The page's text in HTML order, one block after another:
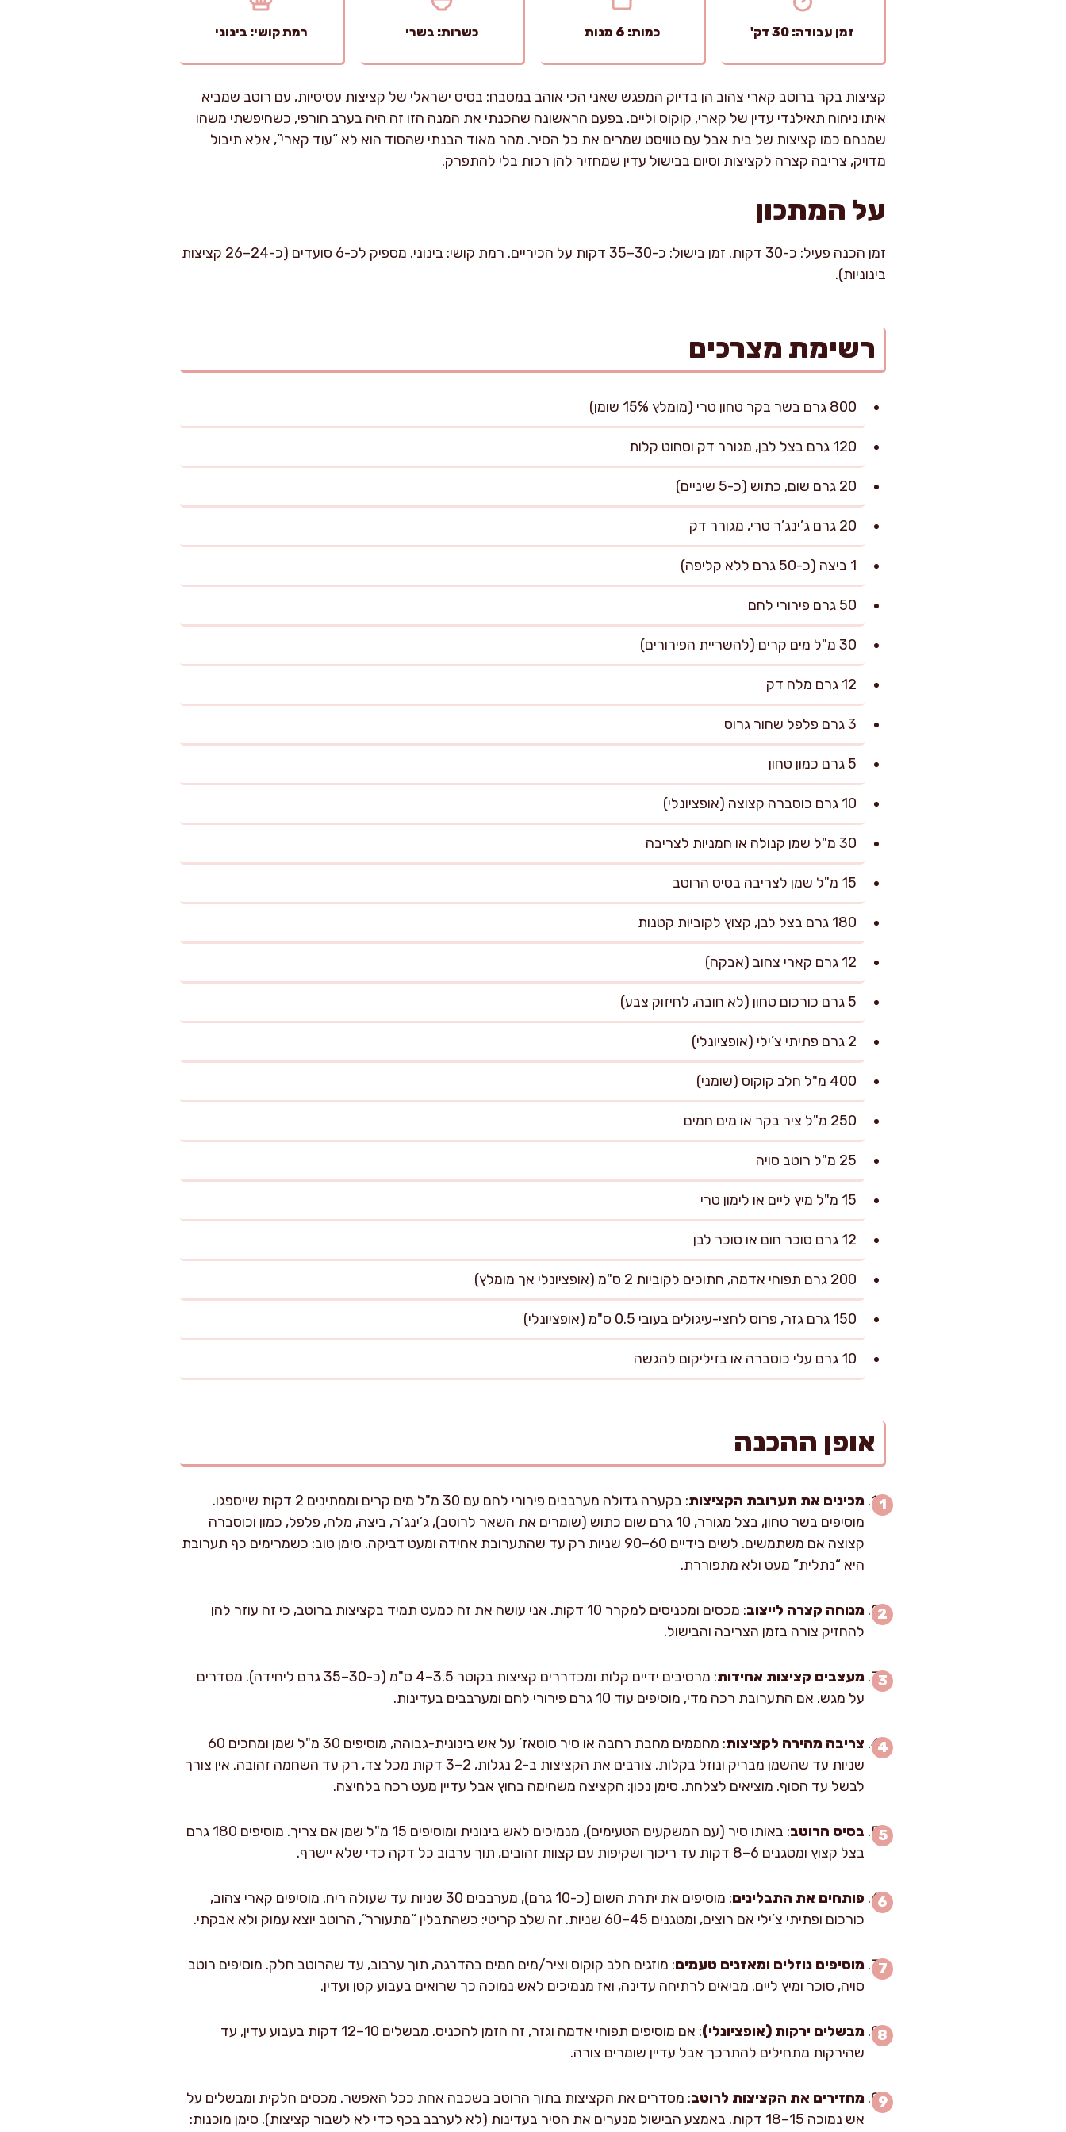
זמן עבודה: 30 דק' כמות: 6 מנות כשרות: בשרי רמת קושי: בינוני
קציצות בקר ברוטב קארי צהוב הן בדיוק המפגש שאני הכי אוהב במטבח: בסיס ישראלי של קציצות עסיסיות, עם רוטב שמביא
איתו ניחוח תאילנדי עדין של קארי, קוקוס וליים. בפעם הראשונה שהכנתי את המנה הזו זה היה בערב חורפי, כשחיפשתי משהו
שמנחם כמו קציצות של בית אבל עם טוויסט שמרים את כל הסיר. מהר מאוד הבנתי שהסוד הוא לא “עוד קארי”, אלא תיבול
מדויק, צריבה קצרה לקציצות וסיום בבישול עדין שמחזיר להן רכות בלי להתפרק.
על המתכון
זמן הכנה פעיל: כ-30 דקות. זמן בישול: כ-30–35 דקות על הכיריים. רמת קושי: בינוני. מספיק לכ-6 סועדים (כ-24–26 קציצות
בינוניות).
רשימת מצרכים
800 גרם בשר בקר טחון טרי (מומלץ 15% שומן)
120 גרם בצל לבן, מגורר דק וסחוט קלות
20 גרם שום, כתוש (כ-5 שיניים)
20 גרם ג’ינג’ר טרי, מגורר דק
1 ביצה (כ-50 גרם ללא קליפה)
50 גרם פירורי לחם
30 מ"ל מים קרים (להשריית הפירורים)
12 גרם מלח דק
3 גרם פלפל שחור גרוס
5 גרם כמון טחון
10 גרם כוסברה קצוצה (אופציונלי)
30 מ"ל שמן קנולה או חמניות לצריבה
15 מ"ל שמן לצריבה בסיס הרוטב
180 גרם בצל לבן, קצוץ לקוביות קטנות
12 גרם קארי צהוב (אבקה)
5 גרם כורכום טחון (לא חובה, לחיזוק צבע)
2 גרם פתיתי צ’ילי (אופציונלי)
400 מ"ל חלב קוקוס (שומני)
250 מ"ל ציר בקר או מים חמים
25 מ"ל רוטב סויה
15 מ"ל מיץ ליים או לימון טרי
12 גרם סוכר חום או סוכר לבן
200 גרם תפוחי אדמה, חתוכים לקוביות 2 ס"מ (אופציונלי אך מומלץ)
150 גרם גזר, פרוס לחצי-עיגולים בעובי 0.5 ס"מ (אופציונלי)
10 גרם עלי כוסברה או בזיליקום להגשה
אופן ההכנה
מכינים את תערובת הקציצות
: בקערה גדולה מערבבים פירורי לחם עם 30 מ"ל מים קרים וממתינים 2 דקות שייספגו.
מוסיפים בשר טחון, בצל מגורר, 10 גרם שום כתוש (שומרים את השאר לרוטב), ג’ינג’ר, ביצה, מלח, פלפל, כמון וכוסברה
קצוצה אם משתמשים. לשים בידיים 60–90 שניות רק עד שהתערובת אחידה ומעט דביקה. סימן טוב: כשמרימים כף תערובת
היא “נתלית” מעט ולא מתפוררת.
מנוחה קצרה לייצוב
: מכסים ומכניסים למקרר 10 דקות. אני עושה את זה כמעט תמיד בקציצות ברוטב, כי זה עוזר להן
להחזיק צורה בזמן הצריבה והבישול.
מעצבים קציצות אחידות
: מרטיבים ידיים קלות ומכדררים קציצות בקוטר 3.5–4 ס"מ (כ-30–35 גרם ליחידה). מסדרים
על מגש. אם התערובת רכה מדי, מוסיפים עוד 10 גרם פירורי לחם ומערבבים בעדינות.
צריבה מהירה לקציצות
: מחממים מחבת רחבה או סיר סוטאז’ על אש בינונית-גבוהה, מוסיפים 30 מ"ל שמן ומחכים 60
שניות עד שהשמן מבריק ונוזל בקלות. צורבים את הקציצות ב-2 נגלות, 2–3 דקות מכל צד, רק עד השחמה זהובה. אין צורך
לבשל עד הסוף. מוציאים לצלחת. סימן נכון: הקציצה משחימה בחוץ אבל עדיין מעט רכה בלחיצה.
בסיס הרוטב
: באותו סיר (עם המשקעים הטעימים), מנמיכים לאש בינונית ומוסיפים 15 מ"ל שמן אם צריך. מוסיפים 180 גרם
בצל קצוץ ומטגנים 6–8 דקות עד ריכוך ושקיפות עם קצוות זהובים, תוך ערבוב כל דקה כדי שלא יישרף.
פותחים את התבלינים
: מוסיפים את יתרת השום (כ-10 גרם), מערבבים 30 שניות עד שעולה ריח. מוסיפים קארי צהוב,
כורכום ופתיתי צ’ילי אם רוצים, ומטגנים 45–60 שניות. זה שלב קריטי: כשהתבלין “מתעורר”, הרוטב יוצא עמוק ולא אבקתי.
מוסיפים נוזלים ומאזנים טעמים: מוזגים חלב קוקוס וציר/מים חמים בהדרגה, תוך ערבוב, עד שהרוטב חלק. מוסיפים רוטב
סויה, סוכר ומיץ ליים. מביאים לרתיחה עדינה, ואז מנמיכים לאש נמוכה כך שרואים בעבוע קטן ועדין.
מבשלים ירקות (אופציונלי)
: אם מוסיפים תפוחי אדמה וגזר, זה הזמן להכניס. מבשלים 10–12 דקות בעבוע עדין, עד
שהירקות מתחילים להתרכך אבל עדיין שומרים צורה.
מחזירים את הקציצות לרוטב: מסדרים את הקציצות בתוך הרוטב בשכבה אחת ככל האפשר. מכסים חלקית ומבשלים על
אש נמוכה 15–18 דקות. באמצע הבישול מנערים את הסיר בעדינות (לא לערבב בכף כדי לא לשבור קציצות). סימן מוכנות: